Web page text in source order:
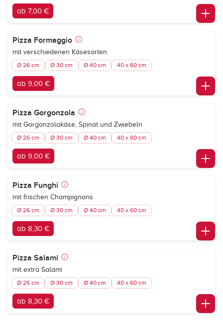
ab 7,00 €
Pizza Formaggio
mit verschiedenen Käsesorten
Ø 26 cm Ø 30 cm Ø 40 cm 40 x 60 cm
ab 9,00 €
Pizza Gorgonzola
mit Gorgonzolakäse, Spinat und Zwiebeln
Ø 26 cm Ø 30 cm Ø 40 cm 40 x 60 cm
ab 9,00 €
Pizza Funghi
mit frischen Champignons
Ø 26 cm Ø 30 cm Ø 40 cm 40 x 60 cm
ab 8,30 €
Pizza Salami
mit extra Salami
Ø 26 cm Ø 30 cm Ø 40 cm 40 x 60 cm
ab 8,30 €